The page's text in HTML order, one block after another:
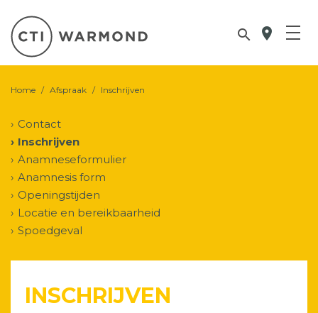
 location_on
Home / Afspraak / Inschrijven
Contact
Inschrijven
Anamneseformulier
Anamnesis form
Openingstijden
Locatie en bereikbaarheid
Spoedgeval
INSCHRIJVEN